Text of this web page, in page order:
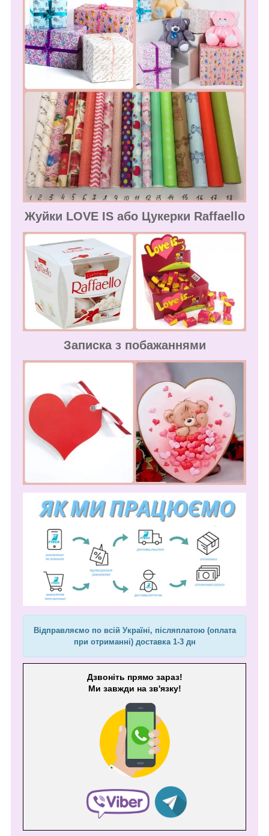
Жуйки LOVE IS або Цукерки Raffaello
Записка з побажаннями
Відправляємо по всій Україні, післяплатою (оплата
при отриманні) доставка 1-3 дн
Дзвоніть прямо зараз!
Ми завжди на зв'язку!